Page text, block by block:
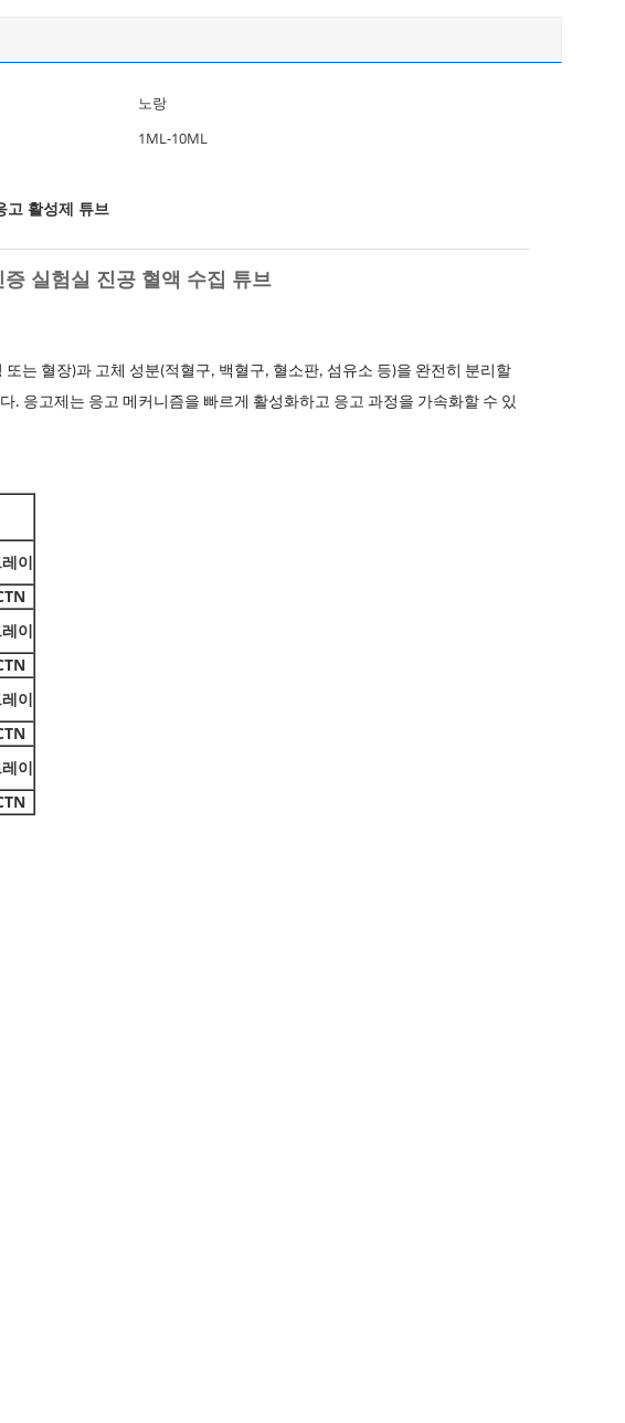
노랑
1ML-10ML
고 활성제 튜브
실험실 진공 혈액 수집 튜브
또는 혈장)과 고체 성분(적혈구, 백혈구, 혈소판, 섬유소 등)을 완전히 분리할
. 응고제는 응고 메커니즘을 빠르게 활성화하고 응고 과정을 가속화할 수 있
이
이
이
이